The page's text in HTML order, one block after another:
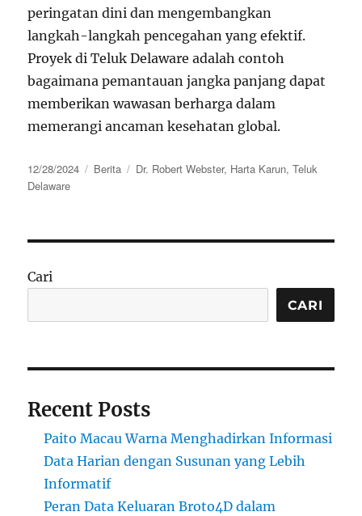
peringatan dini dan mengembangkan
langkah-langkah pencegahan yang efektif.
Proyek di Teluk Delaware adalah contoh
bagaimana pemantauan jangka panjang dapat
memberikan wawasan berharga dalam
memerangi ancaman kesehatan global.
Posted
on
12/28/2024 Categories
Berita Tags
Dr. Robert Webster, Harta Karun,Teluk
Delaware
Cari
CARI
Recent Posts
Paito Macau Warna Menghadirkan Informasi
Data Harian dengan Susunan yang Lebih
Informatif
Peran Data Keluaran Broto4D dalam